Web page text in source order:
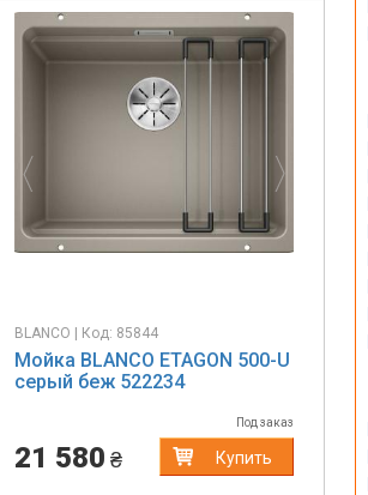
Previous
BLANCO | Код: 85844
Мойка BLANCO ETAGON 500-U
серый беж 522234
Под заказ
21 580 ₴ Купить